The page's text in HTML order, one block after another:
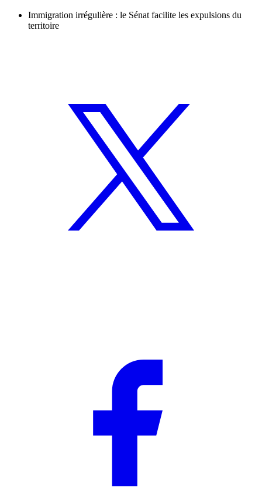
Immigration irrégulière : le Sénat facilite les expulsions du
territoire